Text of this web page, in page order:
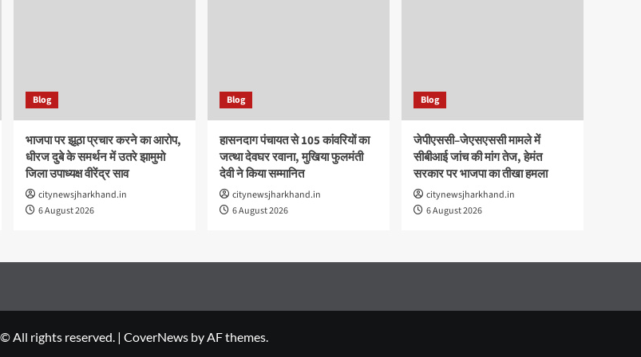
Blog
भाजपा पर झूठा प्रचार करने का आरोप,
धीरज दुबे के समर्थन में उतरे झामुमो
जिला उपाध्यक्ष वीरेंद्र साव
citynewsjharkhand.in
6 August 2026
Blog
हासनदाग पंचायत से 105 कांवरियों का
जत्था देवघर रवाना, मुखिया फुलमंती
देवी ने किया सम्मानित
citynewsjharkhand.in
6 August 2026
Blog
जेपीएससी–जेएसएससी मामले में
सीबीआई जांच की मांग तेज, हेमंत
सरकार पर भाजपा का तीखा हमला
citynewsjharkhand.in
6 August 2026
All rights reserved. | CoverNewsby AF themes.